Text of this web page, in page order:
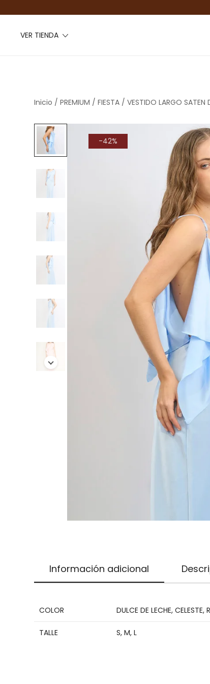
VER TIENDA
Inicio / PREMIUM / FIESTA / VESTIDO LARGO SATEN
-42%
Información adicional
COLOR DULCE DE LECHE, CELESTE,
TALLE S, M, L